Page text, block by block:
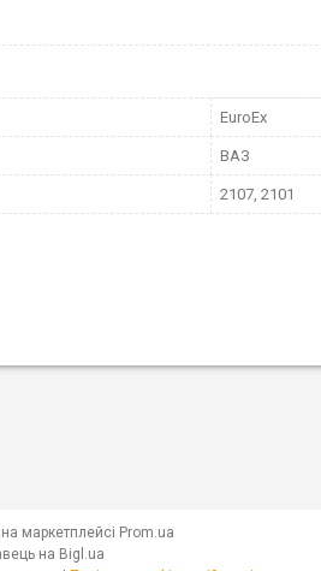
EuroEx
ВАЗ
2107, 2101
маркетплейсі Prom.ua
на Bigl.ua